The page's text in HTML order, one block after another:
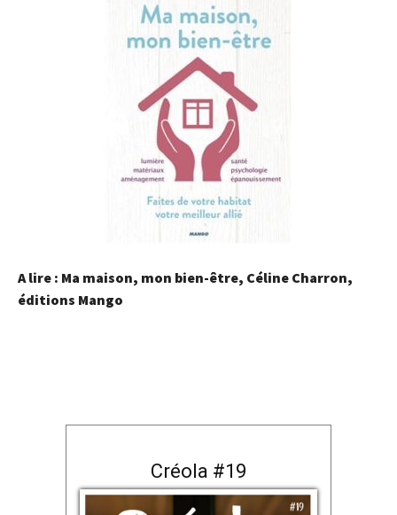
A lire : Ma maison, mon bien-être, Céline Charron,
éditions Mango
Créola #19